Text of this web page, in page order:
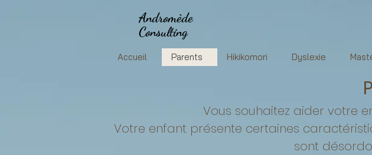
Andromède
Consulting
Accueil Parents Hikikomori Dyslexie
Vous souhaitez aider votre
Votre enfant présente certaines
sont